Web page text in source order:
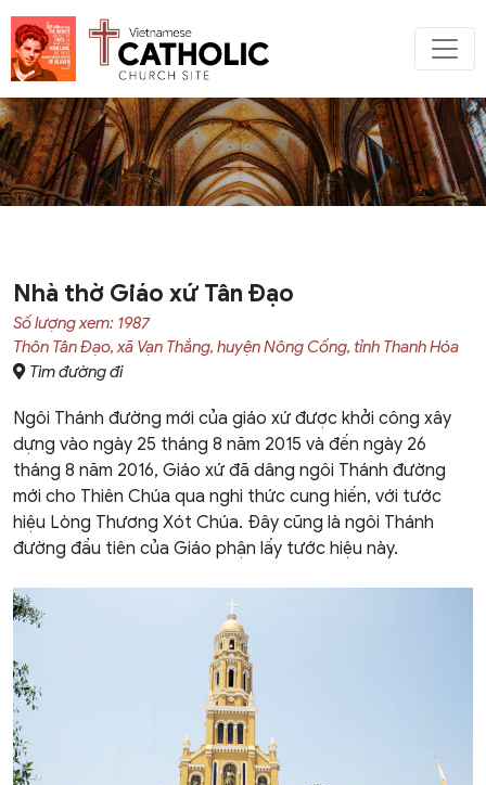
Nhà thờ Giáo xứ Tân Đạo
Số lượng xem: 1987
Thôn Tân Đạo, xã Vạn Thắng, huyện Nông Cống, tỉnh Thanh Hóa
Tìm đường đi
Ngôi Thánh đường mới của giáo xứ được khởi công xây
dựng vào ngày 25 tháng 8 năm 2015 và đến ngày 26
tháng 8 năm 2016, Giáo xứ đã dâng ngôi Thánh đường
mới cho Thiên Chúa qua nghi thức cung hiến, với tước
hiệu Lòng Thương Xót Chúa. Đây cũng là ngôi Thánh
đường đầu tiên của Giáo phận lấy tước hiệu này.